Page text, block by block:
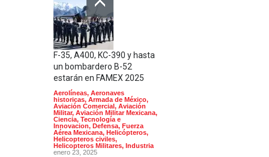
F-35, A400, KC-390 y hasta
un bombardero B-52
estarán en FAMEX 2025
Aerolíneas, Aeronaves
historicas, Armada de México,
Aviación Comercial , Aviación
Militar, Aviación Militar Mexicana,
Ciencia, Tecnología e
Innovacion, Defensa, Fuerza
Aérea Mexicana, Helicópteros,
Helicopteros civiles,
Helicopteros Militares, Industria
enero 23, 2025